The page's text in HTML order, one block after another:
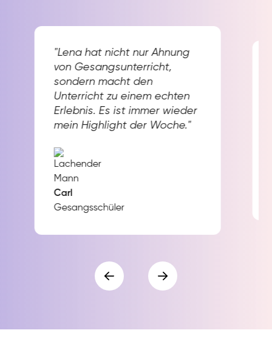
"Lena hat nicht nur Ahnung
von Gesangsunterricht,
sondern macht den
Unterricht zu einem echten
Erlebnis. Es ist immer wieder
mein Highlight der Woche."
Carl
Gesangsschüler